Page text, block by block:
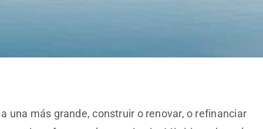
una más grande, construir o renovar, o refinanciar